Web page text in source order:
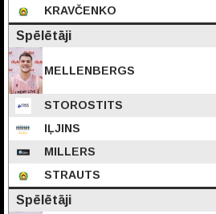
KRAVČENKO
Spēlētāji
MELLENBERGS
STOROSTITS
IĻJINS
MILLERS
STRAUTS
Spēlētāji